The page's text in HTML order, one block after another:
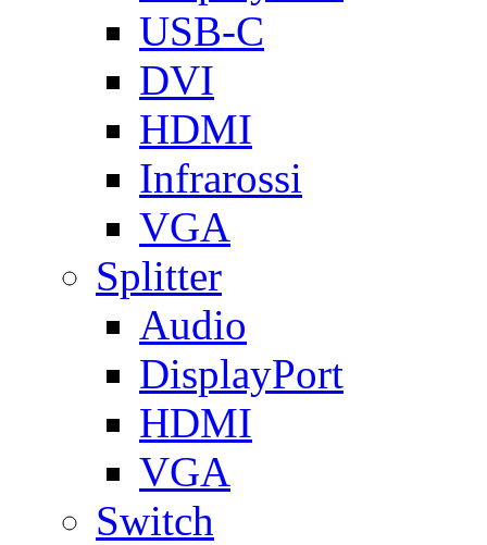
USB-C
DVI
HDMI
Infrarossi
VGA
Splitter
Audio
DisplayPort
HDMI
VGA
Switch